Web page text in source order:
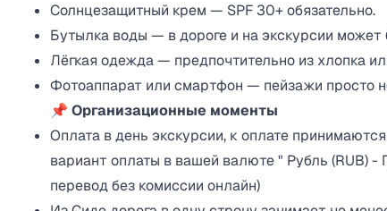
Солнцезащитный крем — SPF 30+ обязательно.
Бутылка воды — в дороге и на экскурсии
Лёгкая одежда — предпочтительно из хлопка
Фотоаппарат или смартфон — пейзажи просто
📌 Организационные моменты
Оплата в день экскурсии, к оплате
вариант оплаты в вашей валюте " Рубль (RUB) -
перевод без комиссии онлайн)